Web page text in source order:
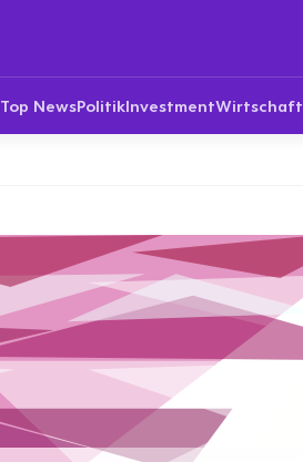
Top NewsPolitikInvestmentWirtschaft